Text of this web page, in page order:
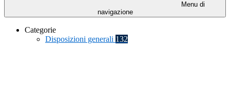
Menu di
navigazione
Categorie
Disposizioni generali 132